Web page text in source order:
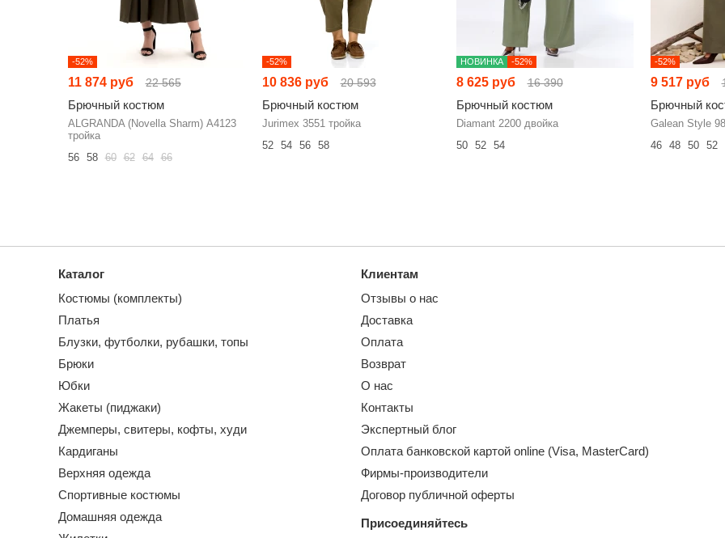
-52%
11 874 руб 22 565
Брючный костюм
ALGRANDA (Novella Sharm) А4123
тройка
56
58 60 62 64 66
-52%
10 836 руб 20 593
Брючный костюм
Jurimex 3551 тройка
52
54 56 58
НОВИНКА -52%
8 625 руб 16 390
Брючный костюм
Diamant 2200 двойка
50
52 54
-52%
9 517 руб
Брючный
Galean Style
46
48 50 52
Каталог
Костюмы (комплекты)
Платья
Блузки, футболки, рубашки, топы
Брюки
Юбки
Жакеты (пиджаки)
Джемперы, свитеры, кофты, худи
Кардиганы
Верхняя одежда
Спортивные костюмы
Домашняя одежда
Клиентам
Отзывы о нас
Доставка
Оплата
Возврат
О нас
Контакты
Экспертный блог
Оплата банковской картой online (Visa, MasterCard)
Фирмы-производители
Договор публичной оферты
Присоединяйтесь